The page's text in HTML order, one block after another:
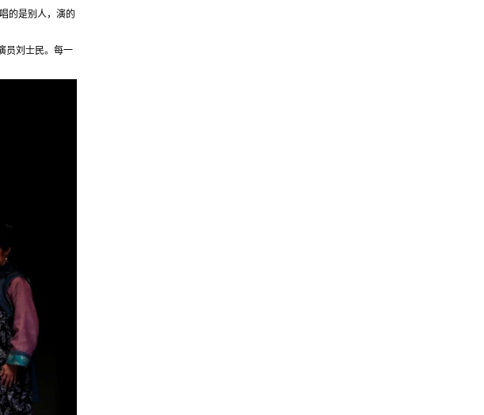
的是别人，演的
员刘士民。每一